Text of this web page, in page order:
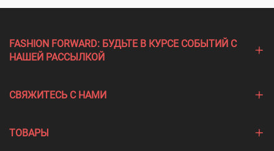
FASHION FORWARD: БУДЬТЕ В КУРСЕ СОБЫТИЙ С
НАШЕЙ РАССЫЛКОЙ
СВЯЖИТЕСЬ С НАМИ
ТОВАРЫ